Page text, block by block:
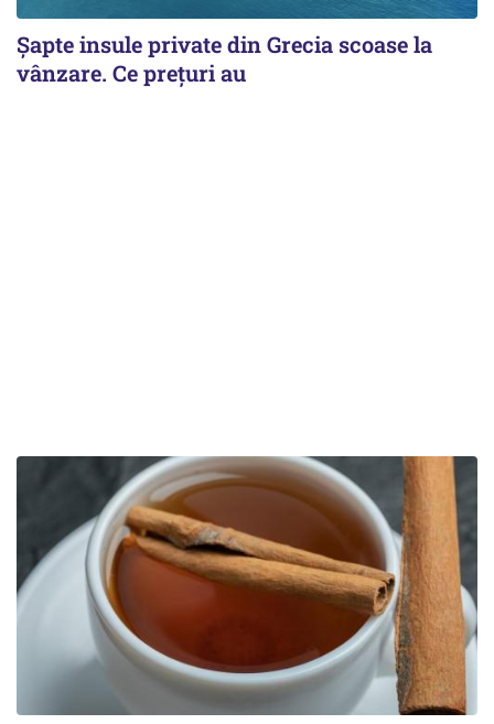
Șapte insule private din Grecia scoase la
vânzare. Ce prețuri au